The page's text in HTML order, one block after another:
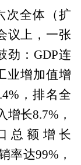
次全体（扩
议上，一张
劲：GDP连
业增加值增
，排名全
长8.7%，
总额增长
率达99%，